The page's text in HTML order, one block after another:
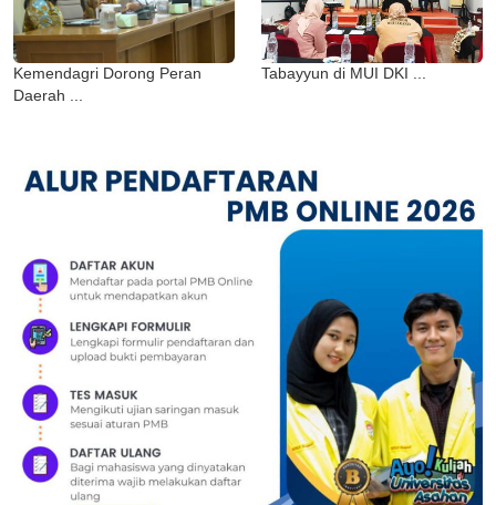
Kemendagri Dorong Peran
Daerah ...
Tabayyun di MUI DKI ...